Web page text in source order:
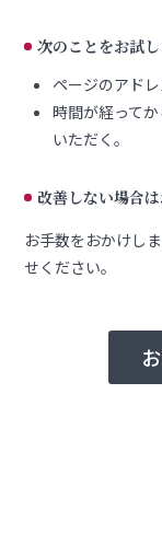
次のことをお試し
ページのアド
時間が経って
いただく。
改善しない場合は
お手数をおかけし
せください。